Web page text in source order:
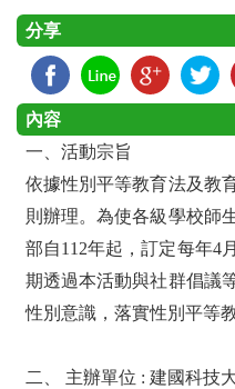
分享
內容
一、活動宗旨
依據性別平等教育法及教
則辦理。為使各級學校師
部自112年起，訂定每年4
期透過本活動與社群倡議
性別意識，落實性別平等
二、 主辦單位 : 建國科技